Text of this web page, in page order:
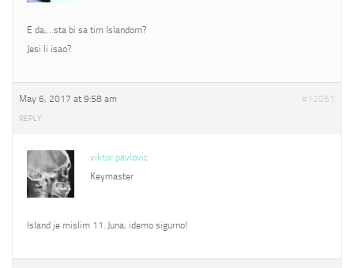
E da,…sta bi sa tim Islandom?
Jesi li isao?
May 6, 2017 at 9:58 am #12051
REPLY
viktor pavlovic
Keymaster
Island je mislim 11. Juna, idemo sigurno!